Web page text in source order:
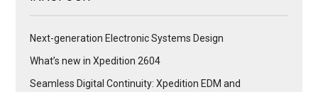
Next-generation Electronic Systems Design
What’s new in Xpedition 2604
Seamless Digital Continuity: Xpedition EDM and